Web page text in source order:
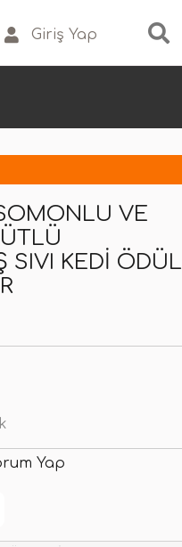
Giriş Yap
VE
SIVI KEDI ÖDÜL
Yap